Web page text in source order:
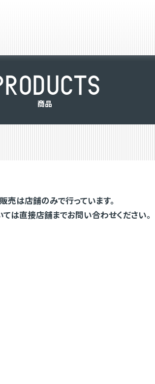
RODUCTS
商品
売は店舗のみで行っています。
は直接店舗までお問い合わせください。